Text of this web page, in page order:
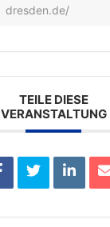
dresden.de/
TEILE DIESE
VERANSTALTUNG